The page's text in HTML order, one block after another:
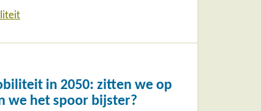
in 2050: zitten we op
we het spoor bijster?